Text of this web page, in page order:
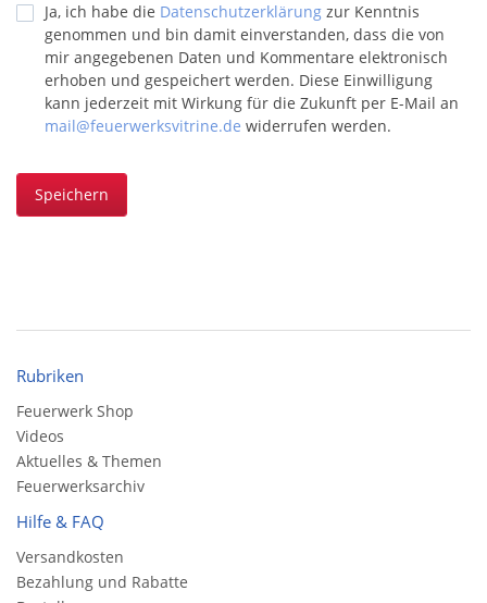
Ja, ich habe die Datenschutzerklärung zur Kenntnis
genommen und bin damit einverstanden, dass die von
mir angegebenen Daten und Kommentare elektronisch
erhoben und gespeichert werden. Diese Einwilligung
kann jederzeit mit Wirkung für die Zukunft per E-Mail an
mail@feuerwerksvitrine.de widerrufen werden.
Speichern
Rubriken
Feuerwerk Shop
Videos
Aktuelles & Themen
Feuerwerksarchiv
Hilfe & FAQ
Versandkosten
Bezahlung und Rabatte